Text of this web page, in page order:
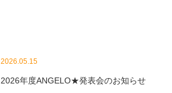
2026.05.15
2026年度ANGELO★発表会のお知らせ